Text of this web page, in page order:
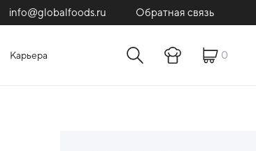
info@globalfoods.ru Обратная связь
Карьера 0